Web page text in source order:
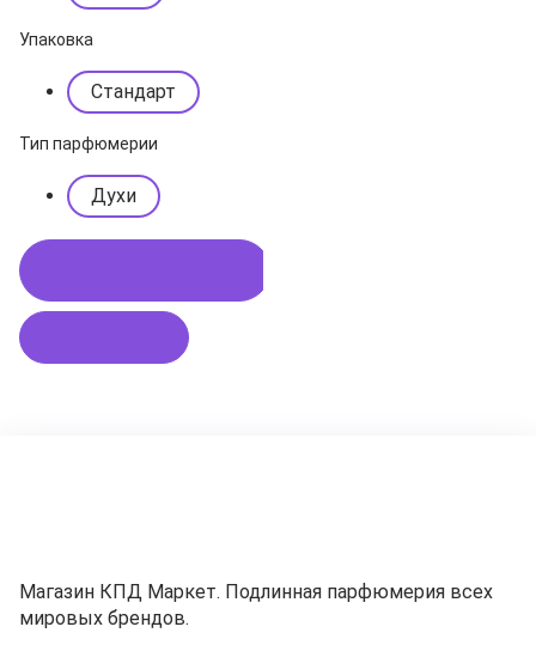
Упаковка
Стандарт
Тип парфюмерии
Духи
Магазин КПД Маркет. Подлинная парфюмерия всех
мировых брендов.